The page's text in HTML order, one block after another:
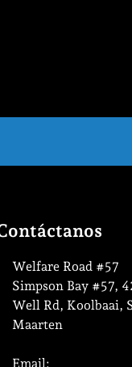
Welfare Road #57
Simpson Bay #57,
Well Rd, Koolbaai,
Maarten
Email: